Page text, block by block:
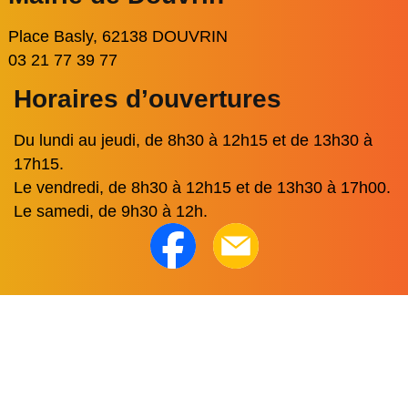
Place Basly, 62138 DOUVRIN
03 21 77 39 77
Horaires d’ouvertures
Du lundi au jeudi, de 8h30 à 12h15 et de 13h30 à
17h15.
Le vendredi, de 8h30 à 12h15 et de 13h30 à 17h00.
Le samedi, de 9h30 à 12h.